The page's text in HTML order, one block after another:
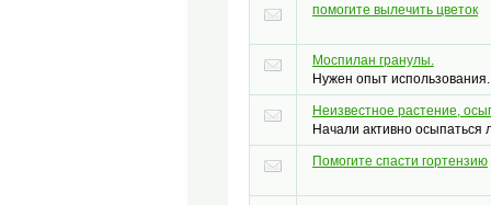
помогите вылечить цветок
Моспилан гранулы.
Нужен опыт использования.
Неизвестное растение,
Начали активно осыпаться
Помогите спасти гортензию